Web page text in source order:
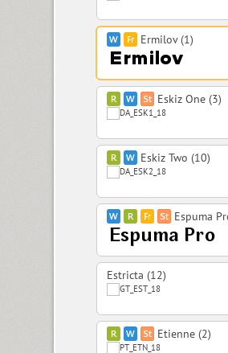
Ermilov (1)
Eskiz One (3)
Eskiz Two (10)
Espuma
Estricta (12)
Etienne (2)